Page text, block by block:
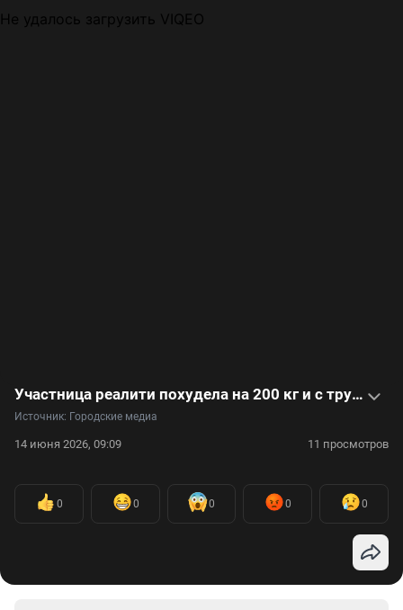
Не удалось загрузить VIQEO
Участница реалити похудела на 200 кг и с трудом приняла новую себя. Видео
Источник: Городские медиа
14 июня 2026, 09:09 11 просмотров
0 0 0 0 0